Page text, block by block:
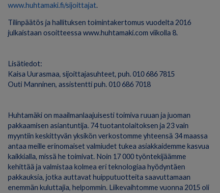
www.huhtamaki.fi/sijoittajat.
Tilinpäätös ja hallituksen toimintakertomus vuodelta 2016
julkaistaan osoitteessa www.huhtamaki.com viikolla 8.
Lisätiedot:
Kaisa Uurasmaa, sijoittajasuhteet, puh. 010 686 7815
Outi Manninen, assistentti puh. 010 686 7018
Huhtamäki on maailmanlaajuisesti toimiva ruuan ja juoman
pakkaamisen asiantuntija. 74 tuotantolaitoksen ja 23 vain
myyntiin keskittyvän yksikön verkostomme yhteensä 34 maassa
antaa meille erinomaiset valmiudet tukea asiakkaidemme kasvua
kaikkialla, missä he toimivat. Noin 17 000 työntekijäämme
kehittää ja valmistaa kolmea eri teknologiaa hyödyntäen
pakkauksia, jotka auttavat huipputuotteita saavuttamaan
enemmän kuluttajia, helpommin. Liikevaihtomme vuonna 2015 oli